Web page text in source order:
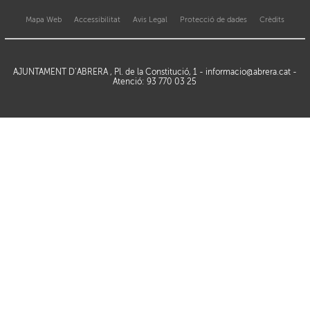
Mapa Web Accessibilitat Avis Legal Protecció de dades Crèdits
AJUNTAMENT D’ABRERA , Pl. de la Constitució, 1 - informacio@abrera.cat-
Atenció: 93 770 03 25